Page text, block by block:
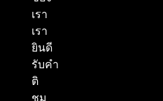
เรา
เรา
ยินดี
รับคำ
ติ
ชม